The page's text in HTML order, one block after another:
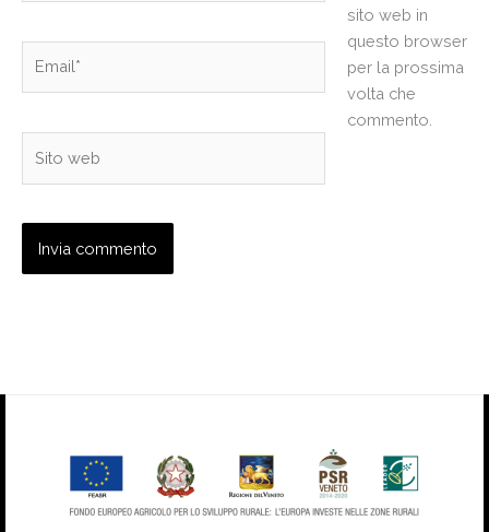
web
sito web in
questo browser
per la prossima
volta che
commento.